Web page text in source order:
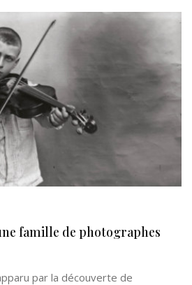
famille de photographes
par la découverte de